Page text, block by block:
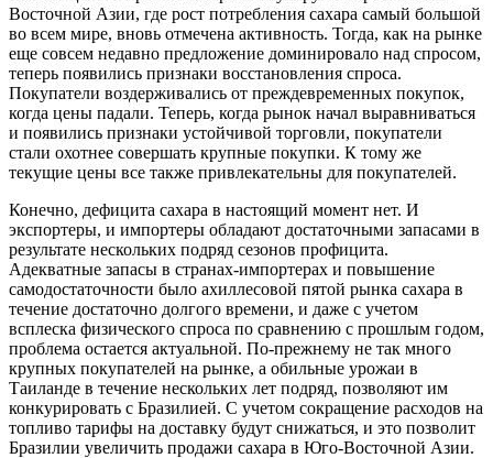
Восточной Азии, где рост потребления сахара самый большой
во всем мире, вновь отмечена активность. Тогда, как на рынке
еще совсем недавно предложение доминировало над спросом,
теперь появились признаки восстановления спроса.
Покупатели воздерживались от преждевременных покупок,
когда цены падали. Теперь, когда рынок начал выравниваться
и появились признаки устойчивой торговли, покупатели
стали охотнее совершать крупные покупки. К тому же
текущие цены все также привлекательны для покупателей.
Конечно, дефицита сахара в настоящий момент нет. И
экспортеры, и импортеры обладают достаточными запасами в
результате нескольких подряд сезонов профицита.
Адекватные запасы в странах-импортерах и повышение
самодостаточности было ахиллесовой пятой рынка сахара в
течение достаточно долгого времени, и даже с учетом
всплеска физического спроса по сравнению с прошлым годом,
проблема остается актуальной. По-прежнему не так много
крупных покупателей на рынке, а обильные урожаи в
Таиланде в течение нескольких лет подряд, позволяют им
конкурировать с Бразилией. С учетом сокращение расходов на
топливо тарифы на доставку будут снижаться, и это позволит
Бразилии увеличить продажи сахара в Юго-Восточной Азии.